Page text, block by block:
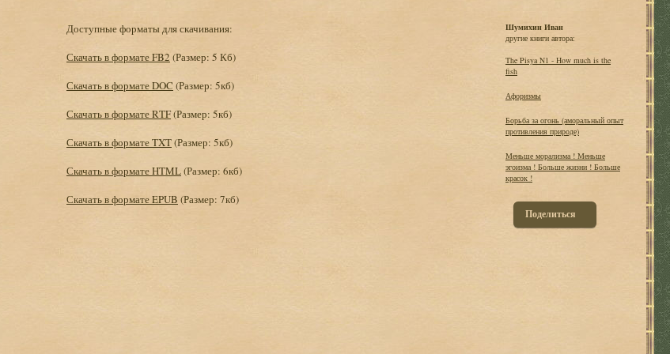
Доступные форматы для скачивания:
Скачать в формате FB2 (Размер: 5 Кб)
Скачать в формате DOC (Размер: 5кб)
Скачать в формате RTF(Размер: 5кб)
Скачать в формате TXT(Размер: 5кб)
Скачать в формате HTML(Размер: 6кб)
Скачать в формате EPUB (Размер: 7кб)
Шумихин Иван
другие книги автора:
The Pisya N1 - How much is the
fish
Афоризмы
Борьба за огонь (аморальный опыт
противления природе)
Меньше морализма ! Меньше
эгоизма ! Больше жизни ! Больше
красок !
Поделиться